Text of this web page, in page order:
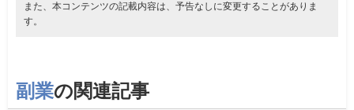
また、本コンテンツの記載内容は、予告なしに変更することがありま
す。
副業の関連記事